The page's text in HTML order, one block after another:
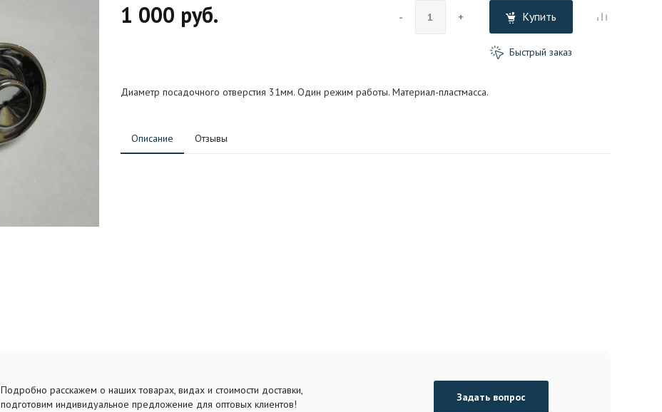
1 000 руб. - + Купить
Быстрый заказ
Диаметр посадочного отверстия 31мм. Один режим работы. Материал-пластмасса.
Описание Отзывы
Подробно расскажем о наших товарах, видах и стоимости доставки,
подготовим индивидуальное предложение для оптовых клиентов!
Задать вопрос